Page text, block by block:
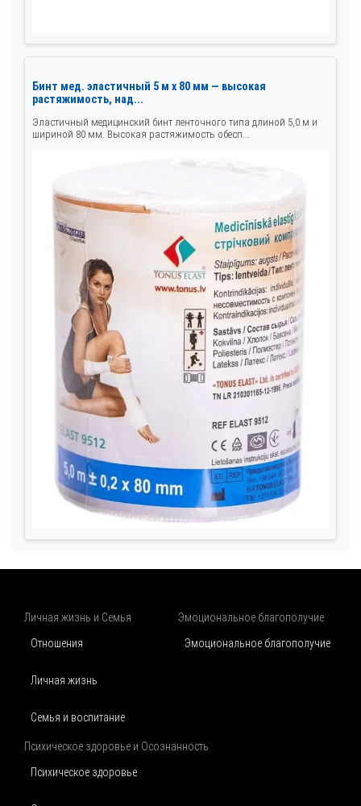
Бинт мед. эластичный 5 м x 80 мм — высокая
растяжимость, над...
Эластичный медицинский бинт ленточного типа длиной 5,0 м и
шириной 80 мм. Высокая растяжимость обесп...
Личная жизнь и Семья
Отношения
Личная жизнь
Семья и воспитание
Эмоциональное благополучие
Эмоциональное благополучие
Психическое здоровье и Осознанность
Психическое здоровье